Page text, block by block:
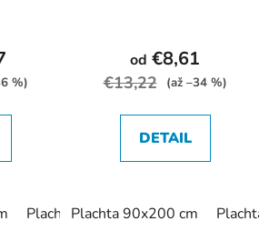
%)
Plachta 160x200 cm Plachta
od €8,61
€13,22 (až –34 %)
DETAIL
Plachta 90x200 cm